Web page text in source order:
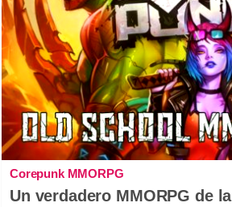
Corepunk MMORPG
Un verdadero MMORPG de